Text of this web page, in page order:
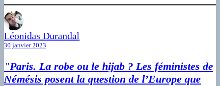
Léonidas Durandal
30 janvier 2023
"Paris. La robe ou le hijab ? Les féministes de
Némésis posent la question de l’Europe que